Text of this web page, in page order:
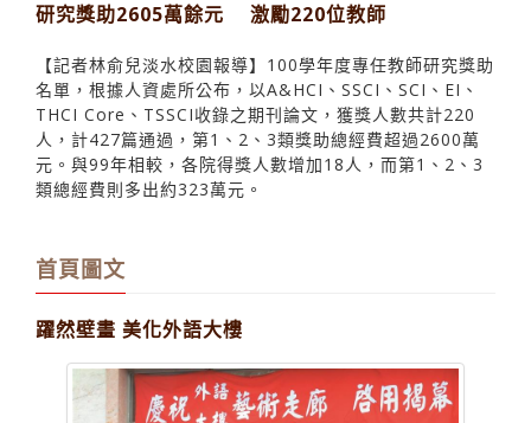
研究獎助2605萬餘元 激勵220位教師
【記者林俞兒淡水校園報導】100學年度專任教師研究獎助
名單，根據人資處所公布，以A&HCI、SSCI、SCI、EI、
THCI Core、TSSCI收錄之期刊論文，獲獎人數共計220
人，計427篇通過，第1、2、3類獎助總經費超過2600萬
元。與99年相較，各院得獎人數增加18人，而第1、2、3
類總經費則多出約323萬元。
首頁圖文
躍然壁畫 美化外語大樓